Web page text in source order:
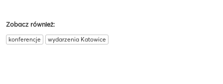
Zobacz również:
konferencje wydarzenia Katowice